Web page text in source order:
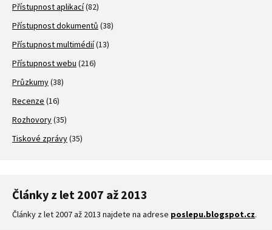
Přístupnost aplikací(82)
Přístupnost dokumentů (38)
Přístupnost multimédií(13)
Přístupnost webu (216)
Průzkumy(38)
Recenze (16)
Rozhovory(35)
Tiskové zprávy(35)
Články z let 2007 až 2013
Články z let 2007 až 2013 najdete na adrese poslepu.blogspot.cz.